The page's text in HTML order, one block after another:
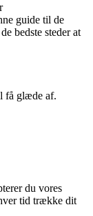
guide til de
bedste steder at
få glæde af.
du vores
tid trække dit